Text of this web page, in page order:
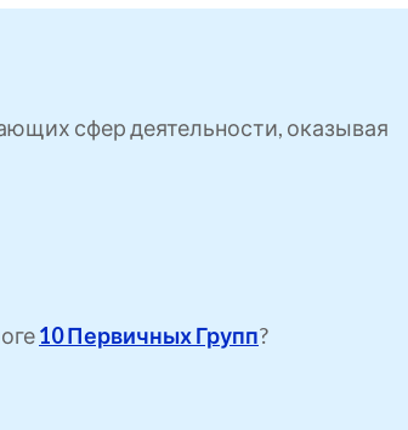
сфер деятельности, оказывая
10 Первичных Групп?